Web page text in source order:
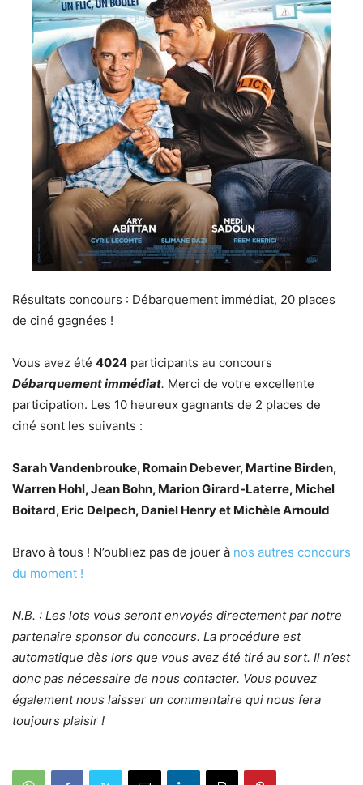
Résultats concours : Débarquement immédiat, 20 places
de ciné gagnées !
Vous avez été 4024 participants au concours
Débarquement immédiat. Merci de votre excellente
participation. Les 10 heureux gagnants de 2 places de
ciné sont les suivants :
Sarah Vandenbrouke, Romain Debever, Martine Birden,
Warren Hohl, Jean Bohn, Marion Girard-Laterre, Michel
Boitard, Eric Delpech, Daniel Henry et Michèle Arnould
Bravo à tous ! N’oubliez pas de jouer à nos autres concours
du moment !
N.B. : Les lots vous seront envoyés directement par notre
partenaire sponsor du concours. La procédure est
automatique dès lors que vous avez été tiré au sort. Il n’est
donc pas nécessaire de nous contacter. Vous pouvez
également nous laisser un commentaire qui nous fera
toujours plaisir !